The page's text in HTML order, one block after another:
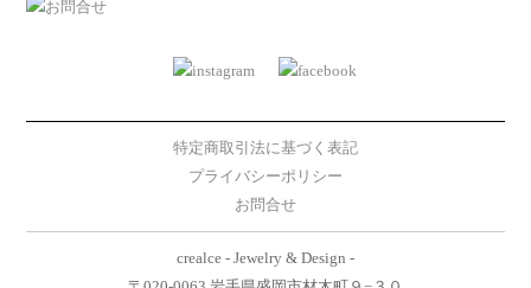
特定商取引法に基づく表記
プライバシーポリシー
お問合せ
crealce - Jewelry & Design -